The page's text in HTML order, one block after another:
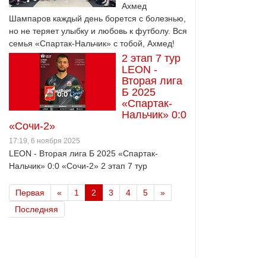
Ахмед
Шампаров каждый день борется с болезнью,
но не теряет улыбку и любовь к футболу. Вся
семья «Спартак-Нальчик» с тобой, Ахмед!
2 этап 7 тур
LEON -
Вторая лига
Б 2025
«Спартак-
Нальчик» 0:0
«Сочи-2»
17:19, 6 ноября 2025
LEON - Вторая лига Б 2025 «Спартак-
Нальчик» 0:0 «Сочи-2» 2 этап 7 тур
Первая « 1 2 3 4 5
»
Последняя